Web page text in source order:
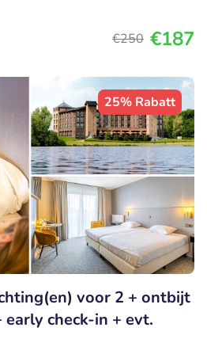
€250 €187
25% Rabatt
voor 2 + ontbijt
check-in + evt.